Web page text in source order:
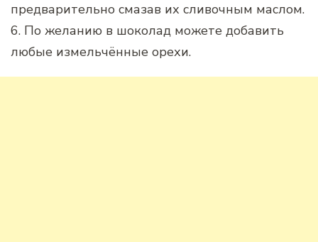
предварительно смазав их сливочным маслом.
6. По желанию в шоколад можете добавить
любые измельчённые орехи.